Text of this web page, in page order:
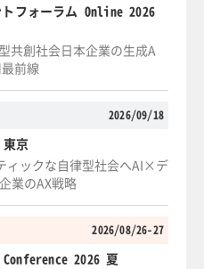
フォーラム Online 2026
共創社会日本企業の生成A
前線
2026/09/18
東京
ィックな自律型社会へAI×デ
業のAX戦略
2026/08/26-27
2026 夏